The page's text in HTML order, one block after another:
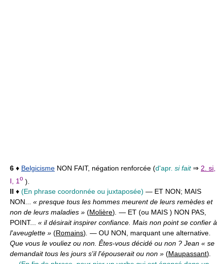
6 ♦ Belgicisme NON FAIT, négation renforcée (d'apr. si fait⇒ 2. si,
I, 1o ).
II ♦ (En phrase coordonnée ou juxtaposée) — ET NON; MAIS
NON... « presque tous les hommes meurent de leurs remèdes et
non de leurs maladies » (Molière). — ET (ou MAIS ) NON PAS,
POINT... « il désirait inspirer confiance. Mais non point se confier à
l'aveuglette » (Romains). — OU NON, marquant une alternative.
Que vous le vouliez ou non. Êtes-vous décidé ou non ? Jean « se
demandait tous les jours s'il l'épouserait ou non » (Maupassant).